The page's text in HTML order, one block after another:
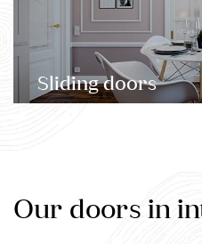
Sliding doors
Our doors in